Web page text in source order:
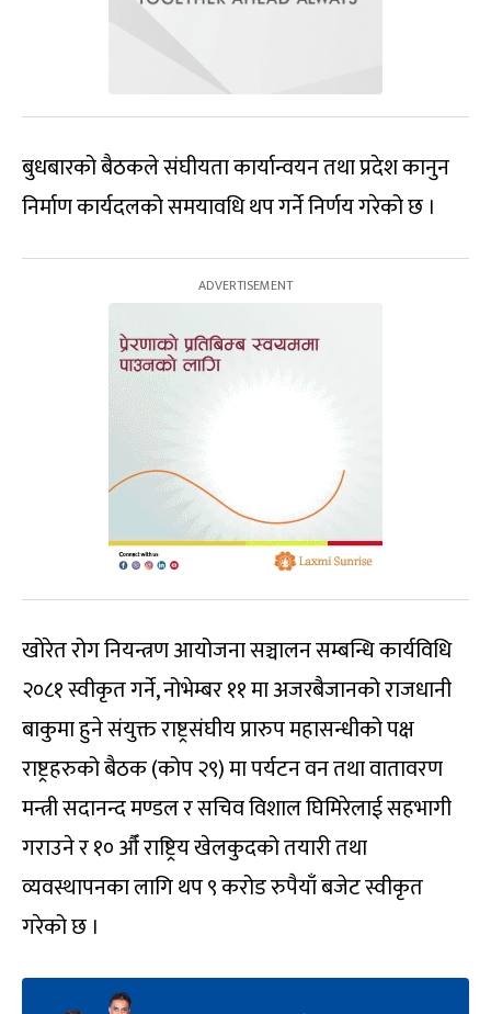
बुधबारको बैठकले संघीयता कार्यान्वयन तथा प्रदेश कानुन
निर्माण कार्यदलको समयावधि थप गर्ने निर्णय गरेको छ ।
खोरेत रोग नियन्त्रण आयोजना सञ्चालन सम्बन्धि कार्यविधि
२०८१ स्वीकृत गर्ने, नोभेम्बर ११ मा अजरबैजानको राजधानी
बाकुमा हुने संयुक्त राष्ट्रसंघीय प्रारुप महासन्धीको पक्ष
राष्ट्रहरुको बैठक (कोप २९) मा पर्यटन वन तथा वातावरण
मन्त्री सदानन्द मण्डल र सचिव विशाल घिमिरेलाई सहभागी
गराउने र १० औँ राष्ट्रिय खेलकुदको तयारी तथा
व्यवस्थापनका लागि थप ९ करोड रुपैयाँ बजेट स्वीकृत
गरेको छ ।